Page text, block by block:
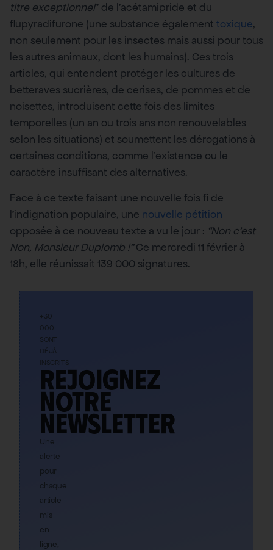
titre exceptionnel” de l’acétamipride et du
flupyradifurone (une substance également toxique,
non seulement pour les insectes mais aussi pour tous
les autres animaux, dont les humains). Ces trois
articles, qui entendent protéger les cultures de
betteraves sucrières, de cerises, de pommes et de
noisettes, introduisent cette fois des limites
temporelles (un an ou trois ans non renouvelables
selon les situations) et soumettent les dérogations à
certaines conditions, comme l’existence ou le
caractère insuffisant des alternatives.
Face à ce texte faisant une nouvelle fois fi de
l’indignation populaire, une nouvelle pétition
opposée à ce nouveau texte a vu le jour : “Non c’est
Non, Monsieur Duplomb !”Ce mercredi 11 février à
18h, elle réunissait 139 000 signatures.
+30
000
SONT
DÉJÀ
INSCRITS
Rejoignez
notre
newsletter
Une
alerte
pour
chaque
article
mis
en
ligne,